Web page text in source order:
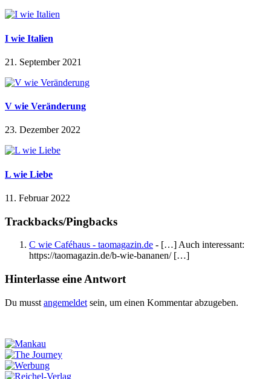
I wie Italien
21. September 2021
V wie Veränderung
23. Dezember 2022
L wie Liebe
11. Februar 2022
Trackbacks/Pingbacks
C wie Caféhaus - taomagazin.de - […] Auch interessant:
https://taomagazin.de/b-wie-bananen/ […]
Hinterlasse eine Antwort
Du musst angemeldet sein, um einen Kommentar abzugeben.